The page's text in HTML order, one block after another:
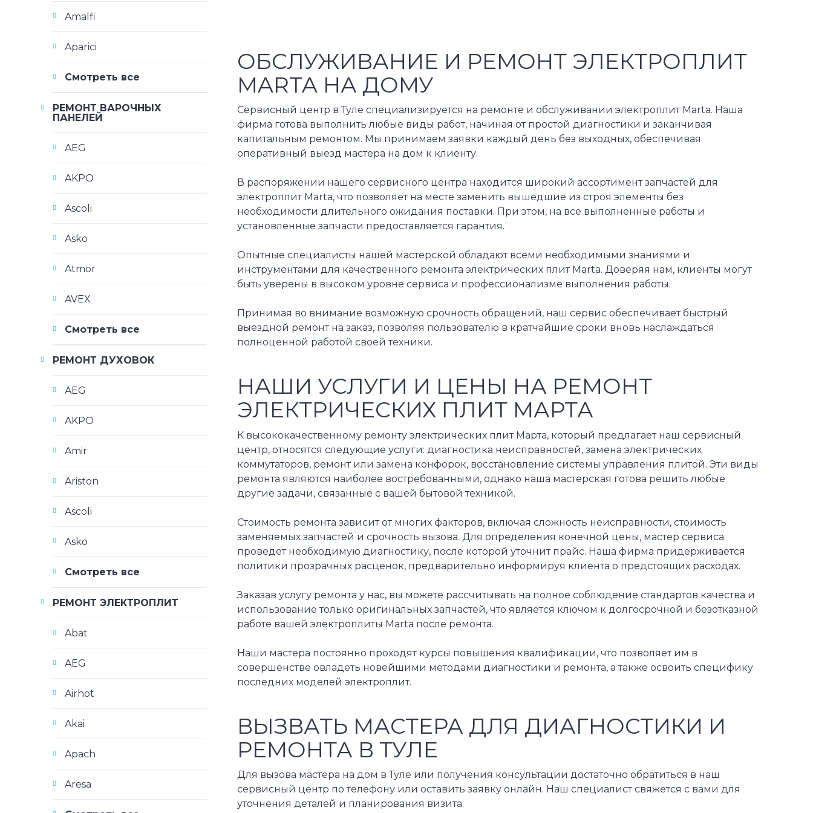
ОБСЛУЖИВАНИЕ И РЕМОНТ ЭЛЕКТРОПЛИТ
MARTA НА ДОМУ
Сервисный центр в Туле специализируется на ремонте и обслуживании электроплит Marta. Наша
фирма готова выполнить любые виды работ, начиная от простой диагностики и заканчивая
капитальным ремонтом. Мы принимаем заявки каждый день без выходных, обеспечивая
оперативный выезд мастера на дом к клиенту.
В распоряжении нашего сервисного центра находится широкий ассортимент запчастей для
электроплит Marta, что позволяет на месте заменить вышедшие из строя элементы без
необходимости длительного ожидания поставки. При этом, на все выполненные работы и
установленные запчасти предоставляется гарантия.
Опытные специалисты нашей мастерской обладают всеми необходимыми знаниями и
инструментами для качественного ремонта электрических плит Marta. Доверяя нам, клиенты могут
быть уверены в высоком уровне сервиса и профессионализме выполнения работы.
Принимая во внимание возможную срочность обращений, наш сервис обеспечивает быстрый
выездной ремонт на заказ, позволяя пользователю в кратчайшие сроки вновь наслаждаться
полноценной работой своей техники.
НАШИ УСЛУГИ И ЦЕНЫ НА РЕМОНТ
ЭЛЕКТРИЧЕСКИХ ПЛИТ МАРТА
К высококачественному ремонту электрических плит Марта, который предлагает наш сервисный
центр, относятся следующие услуги: диагностика неисправностей, замена электрических
коммутаторов, ремонт или замена конфорок, восстановление системы управления плитой. Эти виды
ремонта являются наиболее востребованными, однако наша мастерская готова решить любые
другие задачи, связанные с вашей бытовой техникой.
Стоимость ремонта зависит от многих факторов, включая сложность неисправности, стоимость
заменяемых запчастей и срочность вызова. Для определения конечной цены, мастер сервиса
проведет необходимую диагностику, после которой уточнит прайс. Наша фирма придерживается
политики прозрачных расценок, предварительно информируя клиента о предстоящих расходах.
Заказав услугу ремонта у нас, вы можете рассчитывать на полное соблюдение стандартов качества и
использование только оригинальных запчастей, что является ключом к долгосрочной и безотказной
работе вашей электроплиты Marta после ремонта.
Наши мастера постоянно проходят курсы повышения квалификации, что позволяет им в
совершенстве овладеть новейшими методами диагностики и ремонта, а также освоить специфику
последних моделей электроплит.
ВЫЗВАТЬ МАСТЕРА ДЛЯ ДИАГНОСТИКИ И
РЕМОНТА В ТУЛЕ
Для вызова мастера на дом в Туле или получения консультации достаточно обратиться в наш
сервисный центр по телефону или оставить заявку онлайн. Наш специалист свяжется с вами для
уточнения деталей и планирования визита.
Amalfi
Aparici
Смотреть все
РЕМОНТ ВАРОЧНЫХ
ПАНЕЛЕЙ
AEG
AKPO
Ascoli
Asko
Atmor
AVEX
Смотреть все
РЕМОНТ ДУХОВОК
AEG
AKPO
Amir
Ariston
Ascoli
Asko
Смотреть все
РЕМОНТ ЭЛЕКТРОПЛИТ
Abat
AEG
Airhot
Akai
Apach
Aresa